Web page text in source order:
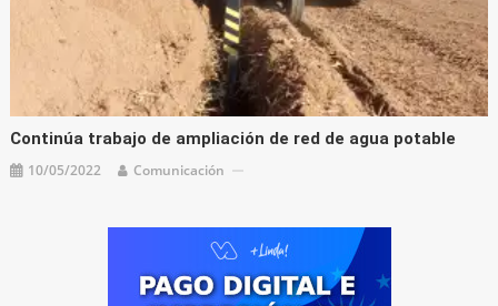
Continúa trabajo de ampliación de red de agua potable
10/05/2022 Comunicación